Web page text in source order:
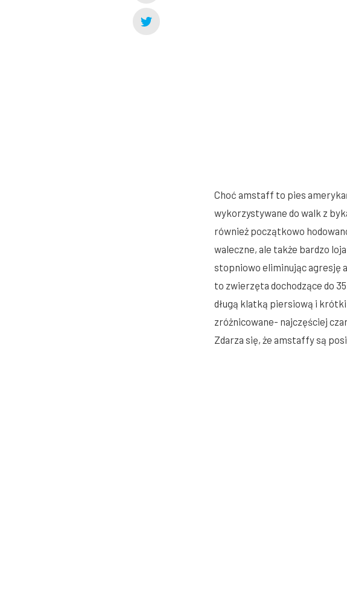
Choć amstaff to pies
wykorzystywane do walk z
również początkowo
waleczne, ale także bardzo
stopniowo eliminując agresję
to zwierzęta dochodzące do
długą klatką piersiową i
zróżnicowane- najczęściej
Zdarza się, że amstaffy są